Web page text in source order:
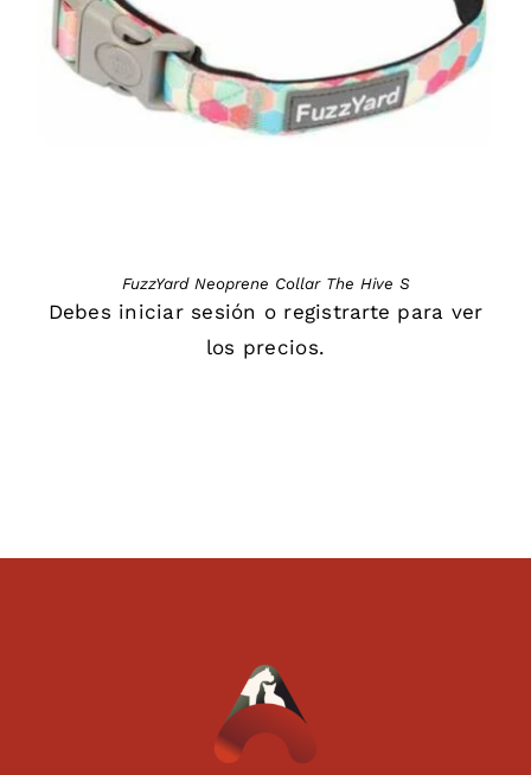
FuzzYard Neoprene Collar The Hive S
Debes iniciar sesión o registrarte para ver
los precios.